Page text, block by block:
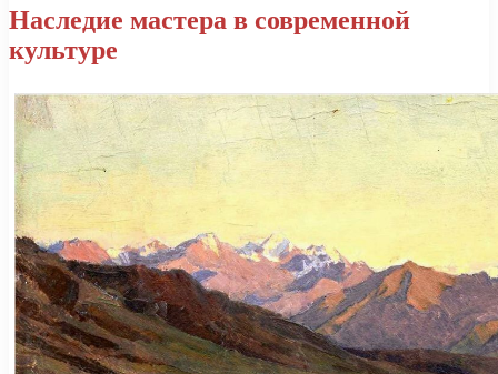
Наследие мастера в современной
культуре